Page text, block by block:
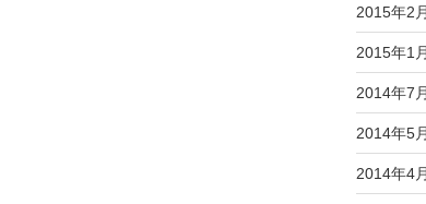
2015年2月
2015年1月
2014年7月
2014年5月
2014年4月